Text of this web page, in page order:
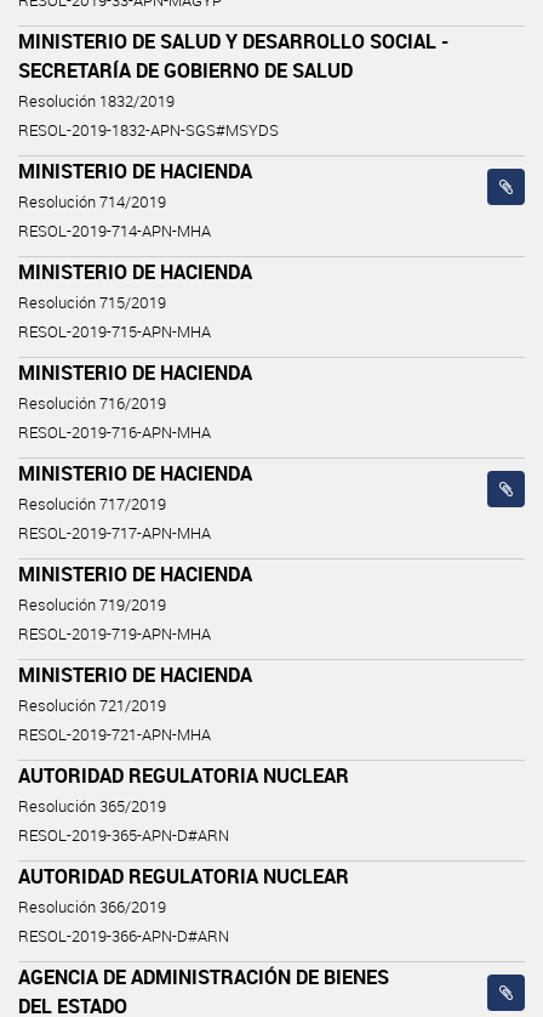
MINISTERIO DE SALUD Y DESARROLLO SOCIAL -
SECRETARÍA DE GOBIERNO DE SALUD
Resolución 1832/2019
RESOL-2019-1832-APN-SGS#MSYDS
MINISTERIO DE HACIENDA
Resolución 714/2019
RESOL-2019-714-APN-MHA
MINISTERIO DE HACIENDA
Resolución 715/2019
RESOL-2019-715-APN-MHA
MINISTERIO DE HACIENDA
Resolución 716/2019
RESOL-2019-716-APN-MHA
MINISTERIO DE HACIENDA
Resolución 717/2019
RESOL-2019-717-APN-MHA
MINISTERIO DE HACIENDA
Resolución 719/2019
RESOL-2019-719-APN-MHA
MINISTERIO DE HACIENDA
Resolución 721/2019
RESOL-2019-721-APN-MHA
AUTORIDAD REGULATORIA NUCLEAR
Resolución 365/2019
RESOL-2019-365-APN-D#ARN
AUTORIDAD REGULATORIA NUCLEAR
Resolución 366/2019
RESOL-2019-366-APN-D#ARN
AGENCIA DE ADMINISTRACIÓN DE BIENES
DEL ESTADO